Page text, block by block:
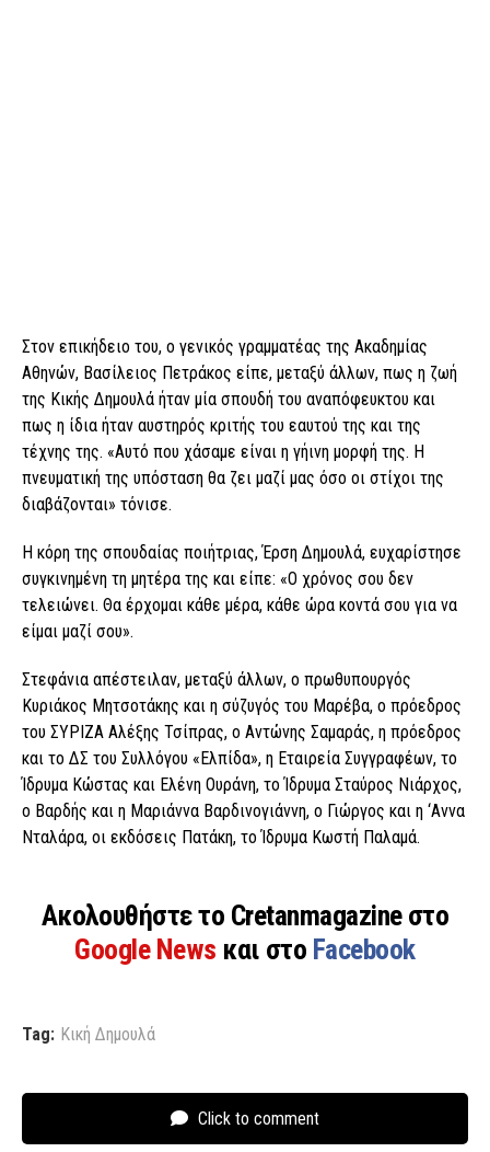
Στον επικήδειο του, ο γενικός γραμματέας της Ακαδημίας
Αθηνών, Βασίλειος Πετράκος είπε, μεταξύ άλλων, πως η ζωή
της Κικής Δημουλά ήταν μία σπουδή του αναπόφευκτου και
πως η ίδια ήταν αυστηρός κριτής του εαυτού της και της
τέχνης της. «Αυτό που χάσαμε είναι η γήινη μορφή της. Η
πνευματική της υπόσταση θα ζει μαζί μας όσο οι στίχοι της
διαβάζονται» τόνισε.
Η κόρη της σπουδαίας ποιήτριας, Έρση Δημουλά, ευχαρίστησε
συγκινημένη τη μητέρα της και είπε: «Ο χρόνος σου δεν
τελειώνει. Θα έρχομαι κάθε μέρα, κάθε ώρα κοντά σου για να
είμαι μαζί σου».
Στεφάνια απέστειλαν, μεταξύ άλλων, ο πρωθυπουργός
Κυριάκος Μητσοτάκης και η σύζυγός του Μαρέβα, ο πρόεδρος
του ΣΥΡΙΖΑ Αλέξης Τσίπρας, ο Αντώνης Σαμαράς, η πρόεδρος
και το ΔΣ του Συλλόγου «Ελπίδα», η Εταιρεία Συγγραφέων, το
Ίδρυμα Κώστας και Ελένη Ουράνη, το Ίδρυμα Σταύρος Νιάρχος,
ο Βαρδής και η Μαριάννα Βαρδινογιάννη, ο Γιώργος και η ‘Αννα
Νταλάρα, οι εκδόσεις Πατάκη, το Ίδρυμα Κωστή Παλαμά.
Ακολουθήστε το Cretanmagazine στο
Google News και στο Facebook
Tag: Κική Δημουλά
Click to comment